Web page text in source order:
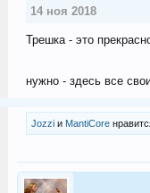
14 ноя 2018
Трешка - это
нужно - здесь все
Jozziи MantiCore